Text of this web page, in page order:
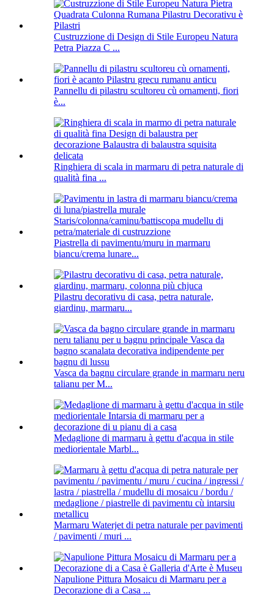
Custruzzione di Design di Stile Europeu Natura
Petra Piazza C ...
Pannellu di pilastru scultoreu cù ornamenti, fiori
è...
Ringhiera di scala in marmaru di petra naturale di
qualità fina ...
Piastrella di pavimentu/muru in marmaru
biancu/crema lunare...
Pilastru decorativu di casa, petra naturale,
giardinu, marmaru...
Vasca da bagnu circulare grande in marmaru neru
talianu per M...
Medaglione di marmaru à gettu d'acqua in stile
mediorientale Marbl...
Marmaru Waterjet di petra naturale per pavimenti
/ pavimenti / muri ...
Napulione Pittura Mosaicu di Marmaru per a
Decorazione di a Casa ...